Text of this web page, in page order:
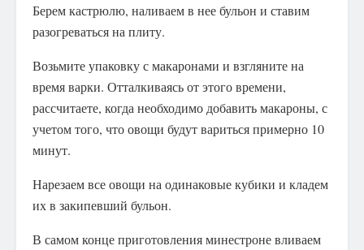
Берем кастрюлю, наливаем в нее бульон и ставим
разогреваться на плиту.
Возьмите упаковку с макаронами и взгляните на
время варки. Отталкиваясь от этого времени,
рассчитаете, когда необходимо добавить макароны, с
учетом того, что овощи будут вариться примерно 10
минут.
Нарезаем все овощи на одинаковые кубики и кладем
их в закипевший бульон.
В самом конце приготовления минестроне вливаем